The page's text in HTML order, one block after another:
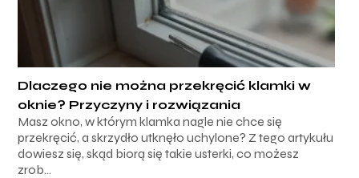
Dlaczego nie można przekręcić klamki w
oknie? Przyczyny i rozwiązania
Masz okno, w którym klamka nagle nie chce się
przekręcić, a skrzydło utknęło uchylone? Z tego artykułu
dowiesz się, skąd biorą się takie usterki, co możesz
zrob...